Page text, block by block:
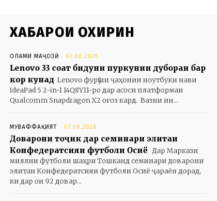
ХАБАРҲОИ ОХИРИН
ОЛАМИ МАҶОЗӢ 07.08.2026
Lenovo 33 соат бидуни пуркунии дубораи барқ
кор кунад Lenovo фурӯши ҷаҳонии ноутбуки нави
IdeaPad 5 2-in-1 14Q8Y11-ро дар асоси платформаи
Qualcomm Snapdragon X2 оғоз кард. Вазни ин...
МУВАФФАҚИЯТ 07.08.2026
Доварони тоҷик дар семинари элитаи
Конфедератсияи футболи Осиё Дар Маркази
миллии футболи шаҳри Тошканд семинари доварони
элитаи Конфедератсияи футболи Осиё ҷараён дорад,
ки дар он 92 довар...